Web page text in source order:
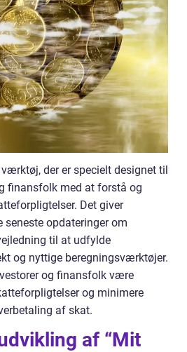
der er specielt designet til
finansfolk med at forstå og
Det giver
seneste opdateringer om
til at udfylde
og nyttige beregningsværktøjer.
og finansfolk være
og minimere
af skat.
af “Mit